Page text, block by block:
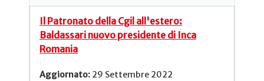
Il Patronato della Cgil all'estero:
Baldassari nuovo presidente di Inca
Romania
29 Settembre 2022